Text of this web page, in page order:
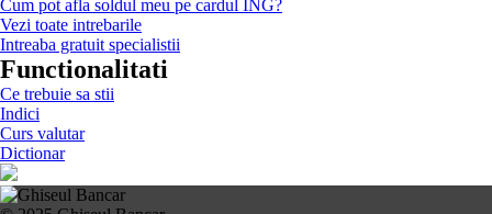
Cum pot afla soldul meu pe cardul ING?
Vezi toate intrebarile
Intreaba gratuit specialistii
Functionalitati
Ce trebuie sa stii
Indici
Curs valutar
Dictionar